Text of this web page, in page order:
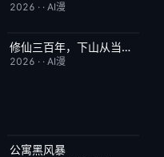
2026 · · AI漫
完结 5.0修仙三百年，下山从当奶爸开始
2026 · · AI漫
更新至第08集
公寓黑风暴